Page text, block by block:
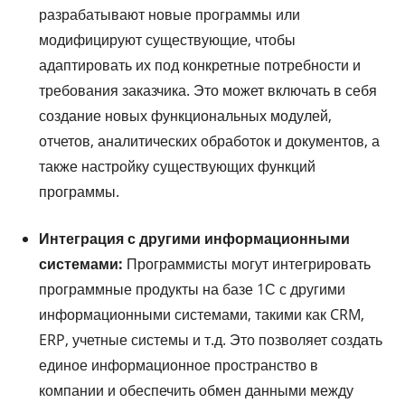
разрабатывают новые программы или
модифицируют существующие, чтобы
адаптировать их под конкретные потребности и
требования заказчика. Это может включать в себя
создание новых функциональных модулей,
отчетов, аналитических обработок и документов, а
также настройку существующих функций
программы.
Интеграция с другими информационными
системами: Программисты могут интегрировать
программные продукты на базе 1С с другими
информационными системами, такими как CRM,
ERP, учетные системы и т.д. Это позволяет создать
единое информационное пространство в
компании и обеспечить обмен данными между